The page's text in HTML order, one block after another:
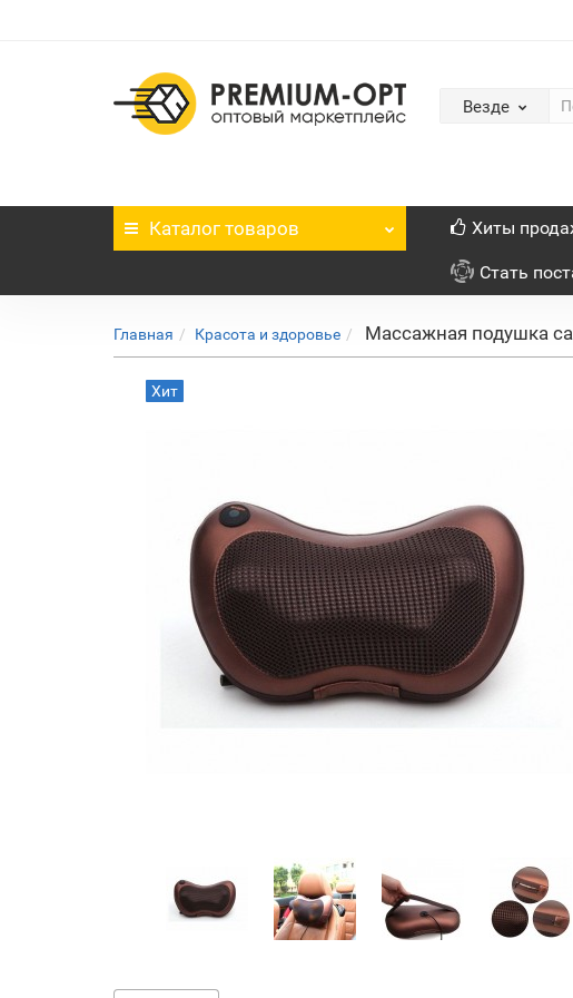
Везде
Каталог товаров Хиты
Стать
Главная Красота и здоровье Массажная подушка
Хит